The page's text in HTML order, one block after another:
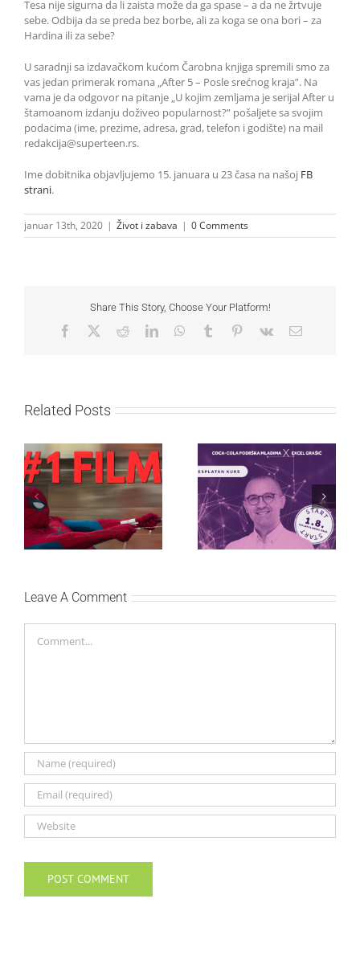
Tesa nije sigurna da li zaista može da ga spase – a da ne žrtvuje
sebe. Odbija da se preda bez borbe, ali za koga se ona bori – za
Hardina ili za sebe?
U saradnji sa izdavačkom kućom Čarobna knjiga spremili smo za
vas jedan primerak romana „After 5 – Posle srećnog kraja”. Na
vama je da odgovor na pitanje „U kojim zemljama je serijal After u
štamoanom izdanju doživeo popularnost?” pošaljete sa svojim
podacima (ime, prezime, adresa, grad, telefon i godište) na mail
redakcija@superteen.rs.
Ime dobitnika objavljujemo 15. januara u 23 časa na našoj FB
strani.
januar 13th, 2020 | Život i zabava | 0 Comments
Share This Story, Choose Your Platform!
Facebook RedditLinkedInWhatsApp
Tumblr Pinterest
Vk Email
Related Posts
Najuspešnije otvaranje
studijskog filma u Srbiji:
Spajdermen: Novi dan
oborio rekord već prvog
vikenda
Priključi se besplatnoj
regionalnoj AI edukaciji
i nauči kako da
veštačku inteligenciju
primeniš u praksi
Leave A Comment